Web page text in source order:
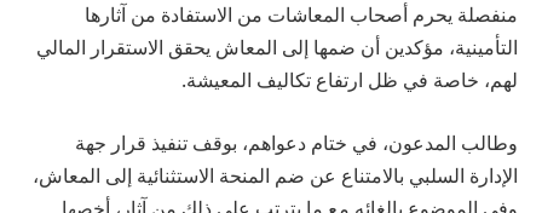
منفصلة يحرم أصحاب المعاشات من الاستفادة من آثارها
التأمينية، مؤكدين أن ضمها إلى المعاش يحقق الاستقرار المالي
لهم، خاصة في ظل ارتفاع تكاليف المعيشة.
وطالب المدعون، في ختام دعواهم، بوقف تنفيذ قرار جهة
الإدارة السلبي بالامتناع عن ضم المنحة الاستثنائية إلى المعاش،